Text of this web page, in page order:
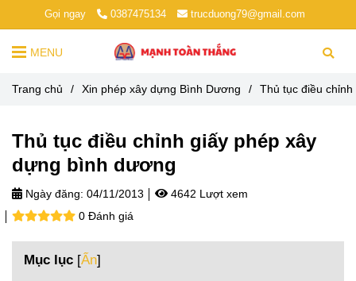
Gọi ngay 0387475134 trucduong79@gmail.com
MENU
Trang chủ / Xin phép xây dựng Bình Dương / Thủ tục điều
Thủ tục điều chỉnh giấy phép xây
dựng bình dương
Ngày đăng: 04/11/2013
4642 Lượt xem
0 Đánh giá
Mục lục [Ẩn]